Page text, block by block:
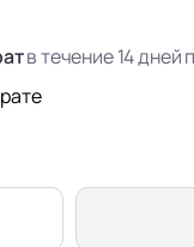
в течение 14 дней